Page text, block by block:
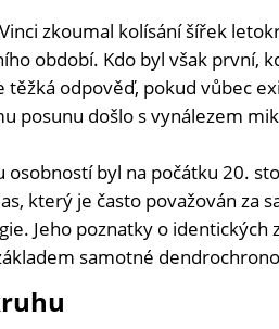
zkoumal kolísání šířek
období. Kdo byl však první,
těžká odpověď, pokud vůbec
posunu došlo s vynálezem
osobností byl na počátku 20.
který je často považován za
Jeho poznatky o
samotné